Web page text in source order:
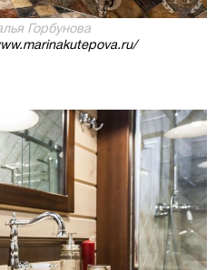
Горбунова